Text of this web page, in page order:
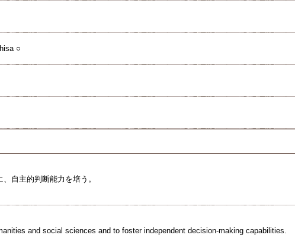
○
自主的判断能力を培う。
and social sciences and to foster independent decision-making capabilities.